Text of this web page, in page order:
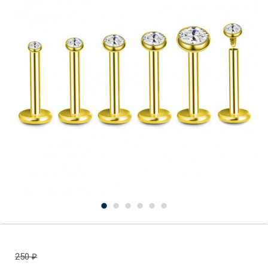
250₽